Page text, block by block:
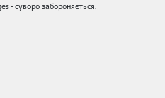
- суворо забороняється.